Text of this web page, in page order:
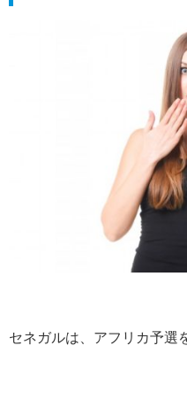
セネガルは、アフリカ予選